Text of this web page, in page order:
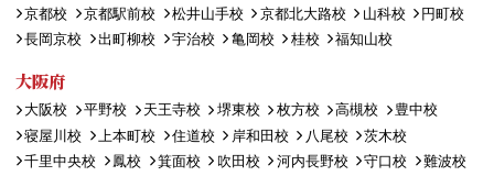
京都校 京都駅前校 松井山手校 京都北大路校 山科校
円町校
長岡京校
出町柳校 宇治校 亀岡校 桂校 福知山校
大阪府
大阪校 平野校 天王寺校 堺東校 枚方校 高槻校
豊中校
寝屋川校
上本町校 住道校 岸和田校 八尾校
茨木校
千里中央校
鳳校 箕面校 吹田校 河内長野校 守口校
難波校